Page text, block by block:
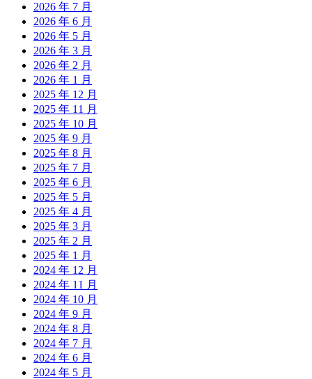
2026 年 7 月
2026 年 6 月
2026 年 5 月
2026 年 3 月
2026 年 2 月
2026 年 1 月
2025 年 12 月
2025 年 11 月
2025 年 10 月
2025 年 9 月
2025 年 8 月
2025 年 7 月
2025 年 6 月
2025 年 5 月
2025 年 4 月
2025 年 3 月
2025 年 2 月
2025 年 1 月
2024 年 12 月
2024 年 11 月
2024 年 10 月
2024 年 9 月
2024 年 8 月
2024 年 7 月
2024 年 6 月
2024 年 5 月